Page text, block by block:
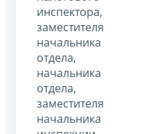
инспектора,
заместителя
начальника
отдела,
начальника
отдела,
заместителя
начальника